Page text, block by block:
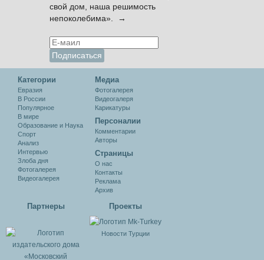
свой дом, наша решимость
непоколебима». →
Категории
Евразия
В России
Популярное
В мире
Образование и Наука
Спорт
Анализ
Интервью
Злоба дня
Фотогалерея
Видеогалерея
Медиа
Фотогалерея
Видеогалеря
Карикатуры
Персоналии
Комментарии
Авторы
Cтраницы
О нас
Контакты
Реклама
Архив
Партнеры Проекты
Новости Турции